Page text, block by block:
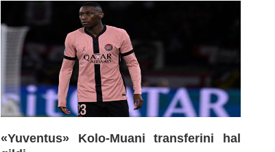
«Yuventus» Kolo-Muani transferini hal